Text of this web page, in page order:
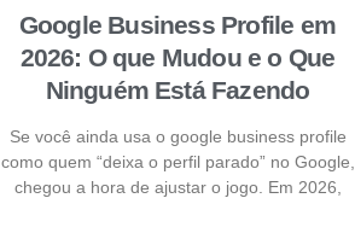
Google Business Profile em
2026: O que Mudou e o Que
Ninguém Está Fazendo
Se você ainda usa o google business profile
como quem “deixa o perfil parado” no Google,
chegou a hora de ajustar o jogo. Em 2026,